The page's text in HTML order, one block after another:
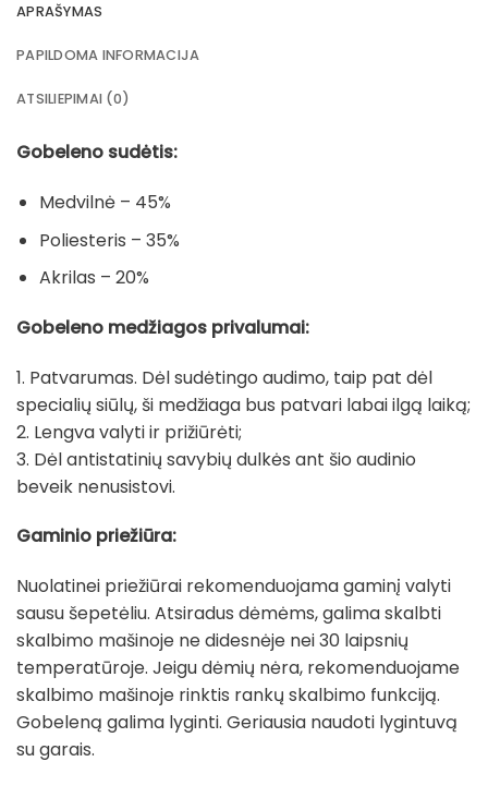
APRAŠYMAS
PAPILDOMA INFORMACIJA
ATSILIEPIMAI (0)
Gobeleno sudėtis:
Medvilnė – 45%
Poliesteris – 35%
Akrilas – 20%
Gobeleno medžiagos privalumai:
1. Patvarumas. Dėl sudėtingo audimo, taip pat dėl
specialių siūlų, ši medžiaga bus patvari labai ilgą laiką;
2. Lengva valyti ir prižiūrėti;
3. Dėl antistatinių savybių dulkės ant šio audinio
beveik nenusistovi.
Gaminio priežiūra:
Nuolatinei priežiūrai rekomenduojama gaminį valyti
sausu šepetėliu. Atsiradus dėmėms, galima skalbti
skalbimo mašinoje ne didesnėje nei 30 laipsnių
temperatūroje. Jeigu dėmių nėra, rekomenduojame
skalbimo mašinoje rinktis rankų skalbimo funkciją.
Gobeleną galima lyginti. Geriausia naudoti lygintuvą
su garais.